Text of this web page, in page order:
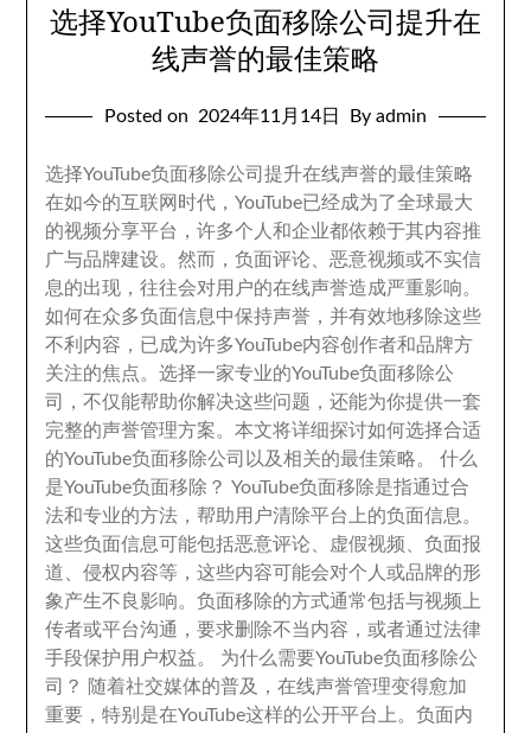
选择YouTube负面移除公司提升在
线声誉的最佳策略
Posted on 2024年11月14日 By admin
选择YouTube负面移除公司提升在线声誉的最佳策略
在如今的互联网时代 ，YouTube已经成为了全球最大
的视频分享平台 ，许多个人和企业都依赖于其内容推
广与品牌建设。然而 ，负面评论 、恶意视频或不实信
息的出现 ，往往会对用户的在线声誉造成严重影响。
如何在众多负面信息中保持声誉 ， 并有效地移除这些
不利内容 ， 已成为许多YouTube内容创作者和品牌方
关注的焦点。选择一家专业的YouTube负面移除公
司
，不仅能帮助你解决这些问题 ，还能为你提供一套
完整的声誉管理方案。本文将详细探讨如何选择合适
的YouTube负面移除公司以及相关的最佳策略。什么
是YouTube负面移除？ YouTube负面移除是指通过合
法和专业的方法 ，帮助用户清除平台上的负面信息 。
这些负面信息可能包括恶意评论
虚假视频 、负面报
道 、侵权内容等 ，这些内容可能会对个人或品牌的形
象产生不良影响。负面移除的方式通常包括与视频上
传者或平台沟通 ，要求删除不当内容 ，或者通过法律
手段保护用户权益。 为什么需要YouTube负面移除公
司？ 随着社交媒体的普及
，在线声誉管理变得愈加
重要 ，特别是在YouTube这样的公开平台上 。负面内